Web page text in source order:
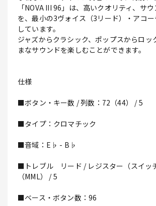
「NOVA III 96」は、高いクオリティ、サ
を、最小の3ヴォイス（3リード）・アコ
しています。
ジャズからクラシック、ポップスからロッ
まなサウンドを楽しむことができます。
仕様
■ボタン・キー数 / 列数：72（44） / 5
■タイプ：クロマチック
■音域：E♭ - B♭
■トレブル リード / レジスター（スイッ
（MML） / 5
■ベース・ボタン数：96